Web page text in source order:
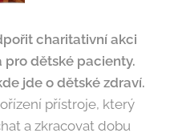
charitativní akci
pro dětské pacienty.
jde o dětské zdraví.
přístroje, který
a zkracovat dobu